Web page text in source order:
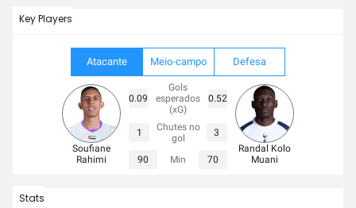
Key Players
Atacante Meio-campo Defesa
Soufiane
Rahimi
0.09
Gols
esperados
(xG)
0.52
1
Chutes no
gol
3
90 Min 70
Randal Kolo
Muani
Stats